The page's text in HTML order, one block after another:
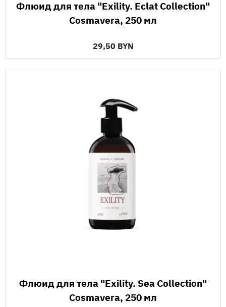
Флюид для тела "Exility. Eclat Collection"
Cosmavera, 250 мл
29,50 BYN
Флюид для тела "Exility. Sea Collection"
Cosmavera, 250 мл